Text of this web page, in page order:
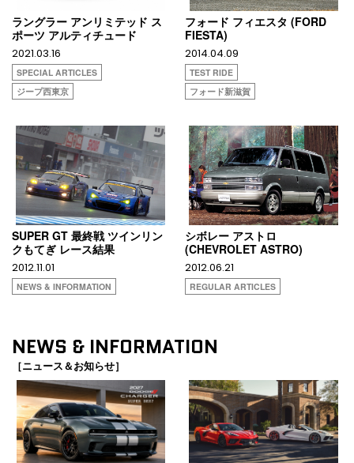
ラングラー アンリミテッド ス
ポーツ アルティチュード
2021.03.16
SPECIAL ARTICLES
ジープ西東京
フォード フィエスタ (FORD
FIESTA)
2014.04.09
TEST RIDE
フォード新滋賀
SUPER GT 最終戦 ツインリン
クもてぎ レース結果
2012.11.01
NEWS & INFORMATION
シボレー アストロ
(CHEVROLET ASTRO)
2012.06.21
REGULAR ARTICLES
NEWS & INFORMATION
［ニュース＆お知らせ］